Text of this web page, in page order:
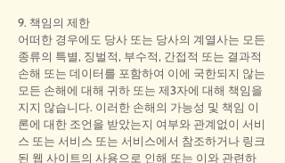
9. 책임의 제한
어떠한 경우에도 당사 또는 당사의 계열사는 모든
종류의 특별, 징벌적, 부수적, 간접적 또는 결과적
손해 또는 데이터를 포함하여 이에 국한되지 않는
모든 손해에 대해 귀하 또는 제3자에 대해 책임을
지지 않습니다. 이러한 손해의 가능성 및 책임 이
론에 대한 조언을 받았는지 여부와 관계없이 서비
스 또는 서비스 또는 서비스에서 참조하거나 링크
된 웹 사이트의 사용으로 인해 또는 이와 관련하